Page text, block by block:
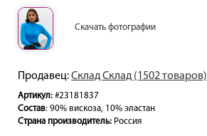
Скачать фотографии
Продавец:Склад Склад (1502 товаров)
Артикул: #23181837
Состав: 90% вискоза, 10% эластан
Страна производитель: Россия